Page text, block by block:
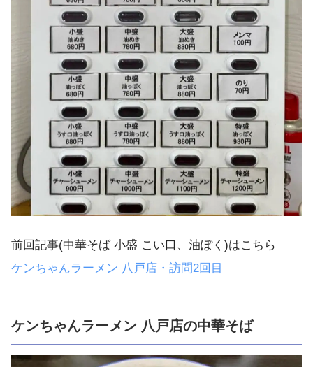
前回記事(中華そば 小盛 こい口、油ぽく)はこちら
ケンちゃんラーメン 八戸店・訪問2回目
ケンちゃんラーメン 八戸店の中華そば